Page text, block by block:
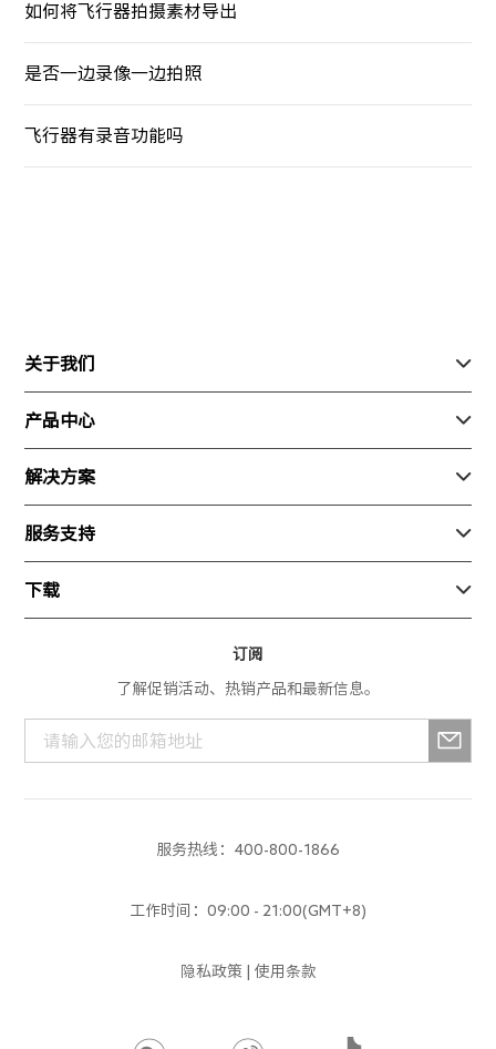
如何将飞行器拍摄素材导出
是否一边录像一边拍照
飞行器有录音功能吗
关于我们 
关于我们
联系我们
产品中心 
行业产品
消费产品
解决方案 
安防
巡检
服务支持 
随心飞
服务进度查询
解禁申请
下载 
行业产品
消费产品
生态产品
订阅
了解促销活动、热销产品和最新信息。
服务热线：400-800-1866
工作时间：09:00 - 21:00(GMT+8)
隐私政策 使用条款